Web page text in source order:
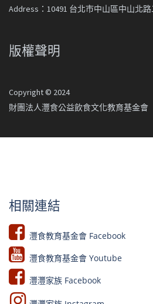
Address：10491 台北市中山區中山北
版權聲明
Copyright © 2024
財團法人灃食公益飲食文化教育基金會
相關連結
灃食教育基金會 Facebook​
灃食教育基金會 Youtube​​
灃灃家族 Facebook